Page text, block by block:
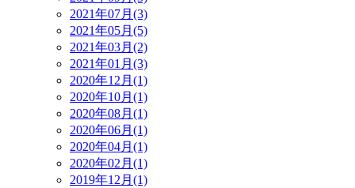
2021年07月(3)
2021年05月(5)
2021年03月(2)
2021年01月(3)
2020年12月(1)
2020年10月(1)
2020年08月(1)
2020年06月(1)
2020年04月(1)
2020年02月(1)
2019年12月(1)